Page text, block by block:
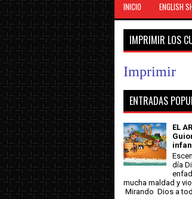
INICIO ENGLISH
IMPRIMIR LOS
Imprimir
ENTRADAS
EL
día
mucha maldad y
Mirando Dios a